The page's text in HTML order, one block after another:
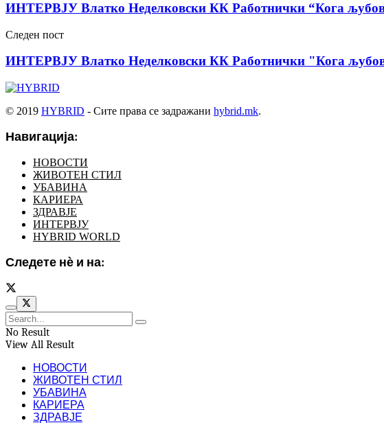
ИНТЕРВЈУ Влатко Неделковски КК Работнички “Кога
Следен пост
ИНТЕРВЈУ Влатко Неделковски КК Работнички "Кога
© 2019 HYBRID - Сите права се задражани hybrid.mk.
Навигација:
НОВОСТИ
ЖИВОТЕН СТИЛ
УБАВИНА
КАРИЕРА
ЗДРАВЈЕ
ИНТЕРВЈУ
HYBRID WORLD
Следете нѐ и на:
No Result
View All Result
НОВОСТИ
ЖИВОТЕН СТИЛ
УБАВИНА
КАРИЕРА
ЗДРАВЈЕ